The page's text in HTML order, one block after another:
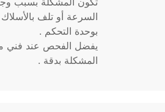
السرعة أو تلف
بوحدة التحكم .
يفضل الفحص عند فني
المشكلة بدقة .